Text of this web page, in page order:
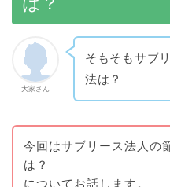
大家さん
そもそもサブ
法は？
今回はサブリース法人の
は？
についてお話します。